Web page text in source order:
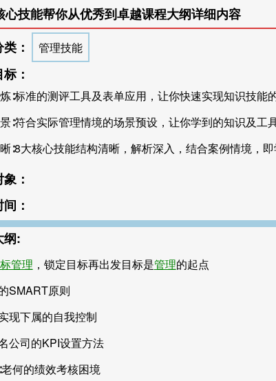
心技能帮你从优秀到卓越课程大纲详细内容
：
管理技能
：
∶标准的测评工具及表单应用，让你快速实现知识技能
∶符合实际管理情境的场景预设，让你学到的知识及工
∶8大核心技能结构清晰，解析深入，结合案例情境，
：
：
纲:
管理 ，锁定目标再出发目标是管理的起点
SMART原则
现下属的自我控制
公司的KPI设置方法
老何的绩效考核困境